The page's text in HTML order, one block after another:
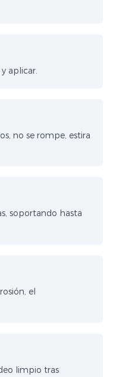
aplicar.
no se rompe, estira
soportando hasta
el
limpio tras